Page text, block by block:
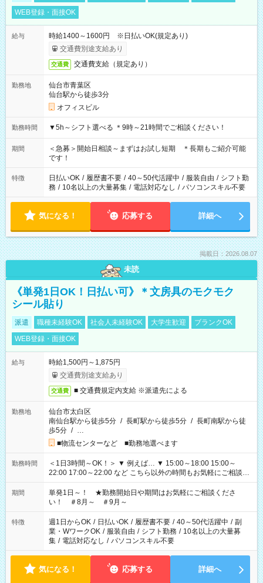
WEB登録・面接OK
給与
時給1400～1600円 ※日払いOK(規定あり)
交通費別途支給あり
交通費 交通費支給（規定あり）
勤務地
仙台市青葉区
仙台駅から徒歩3分
オフィスビル
勤務時間 ▼5h～シフト選べる ＊9時～21時間でご相談ください！
期間
＜急募＞開始日相談～まずはお試し短期 ＊長期もご紹介可能
です！
特徴 日払いOK / 履歴書不要 / 40～50代活躍中 / 服装自由 / シフト勤
務 / 10名以上の大量募集 / 電話対応なし / パソコンスキル不要
気になる！ 応募する 詳細へ
掲載日：2026.08.07
未読
《単発1日OK！日払い可》＊文房具のモクモク
シール貼り
派遣 職種未経験OK 社会人未経験OK 大学生歓迎
ブランクOK
WEB登録・面接OK
給与
時給1,500円～1,875円
交通費別途支給あり
交通費 ■ 交通費規定内支給 ※派遣先による
勤務地
仙台市太白区
南仙台駅から徒歩5分 / 長町駅から徒歩5分 / 長町南駅から徒
歩5分 / …
■物流センターなど ■勤務地選べます
勤務時間
＜1日3時間～OK！＞ ▼ 例えば… ▼ 15:00～18:00 15:00～
22:00 17:00～22:00 など こちら以外の時間もお気軽にご相談く
ださい！
期間
単発1日～！ ★勤務開始日や期間はお気軽にご相談くださ
い！ ＃8月～ ＃9月～
特徴 週1日からOK / 日払いOK / 履歴書不要 / 40～50代活躍中 / 副
業・WワークOK / 服装自由 / シフト勤務 / 10名以上の大量募
集 / 電話対応なし / パソコンスキル不要
気になる！ 応募する 詳細へ